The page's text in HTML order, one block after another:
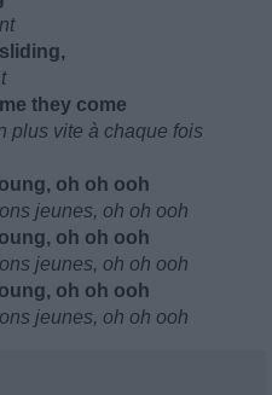
they come
plus vite à chaque fois
oh oh ooh
jeunes, oh oh ooh
oh oh ooh
jeunes, oh oh ooh
oh oh ooh
jeunes, oh oh ooh